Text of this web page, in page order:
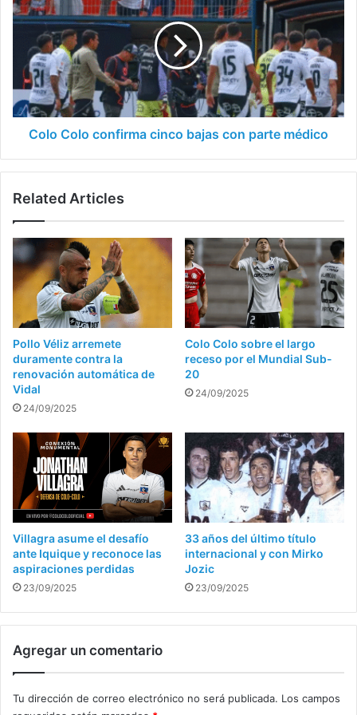
confirma
bajas
con
parte
médico
Colo Colo confirma cinco bajas con parte médico
Related Articles
Pollo Véliz arremete
duramente contra la
renovación automática de
Vidal
24/09/2025
Colo Colo sobre el largo
receso por el Mundial Sub-
20
24/09/2025
Villagra asume el desafío
ante Iquique y reconoce las
aspiraciones perdidas
23/09/2025
33 años del último título
internacional y con Mirko
Jozic
23/09/2025
Agregar un comentario
Tu dirección de correo electrónico no será publicada. Los campos